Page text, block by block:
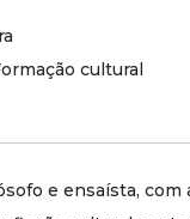
cultural
e ensaísta,